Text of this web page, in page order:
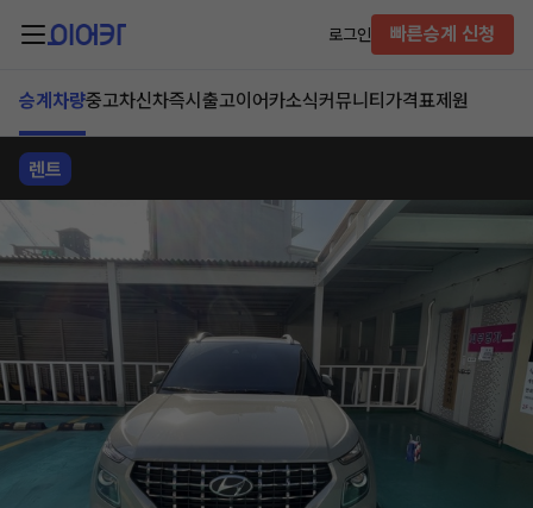
로그인 빠른승계 신청
승계차량중고차신차즉시출고이어카소식커뮤니티 가격표제원
렌트